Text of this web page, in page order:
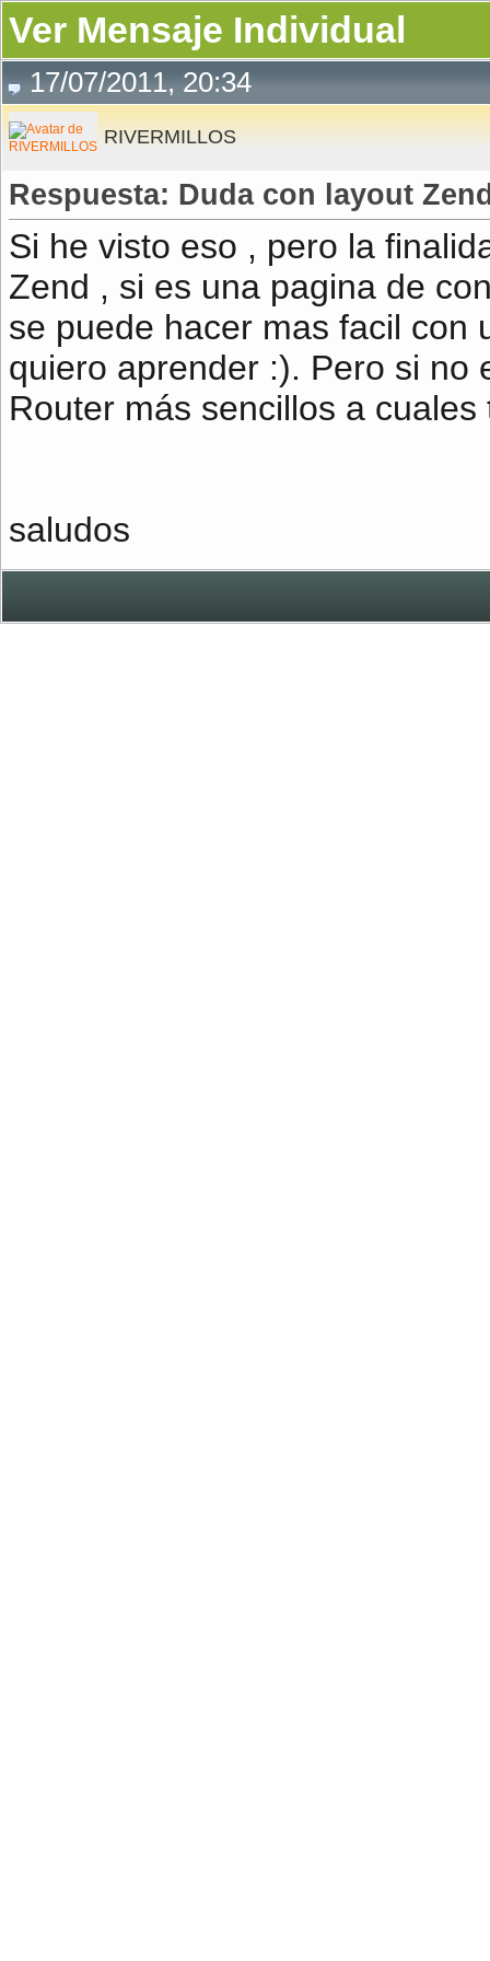
Ver Mensaje Individual
17/07/2011, 20:34
RIVERMILLOS
Respuesta: Duda con layout
Si he visto eso , pero la
Zend , si es una pagina de
se puede hacer mas facil con
quiero aprender :). Pero si no
Router más sencillos a cuales
saludos